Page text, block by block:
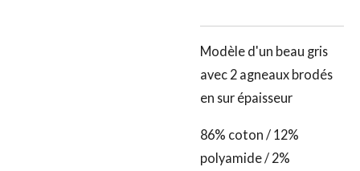
Modèle d'un beau gris
avec 2 agneaux brodés
en sur épaisseur
86% coton / 12%
polyamide / 2%